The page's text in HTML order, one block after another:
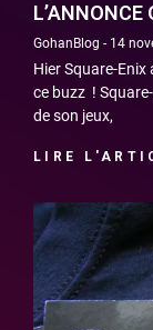
L’ANNONCE
GohanBlog 14
Hier Square-
ce buzz !
de son jeux,
LIRE